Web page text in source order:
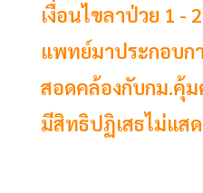
เงื่อนไขลาป่วย 1 -
แพทย์มาประกอบก
สอดคล้องกับกม.คุ้ม
มีสิทธิปฏิเสธไม่แส